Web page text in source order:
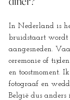
In Nederland is
bruidstaart
aangesneden.
ceremonie of
en toostmoment.
fotograaf en
België dus